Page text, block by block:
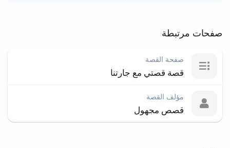
صفحات مرتبطة
صفحة القصة
قصة قصتي مع جارتنا
مؤلف القصة
قصص مجهول